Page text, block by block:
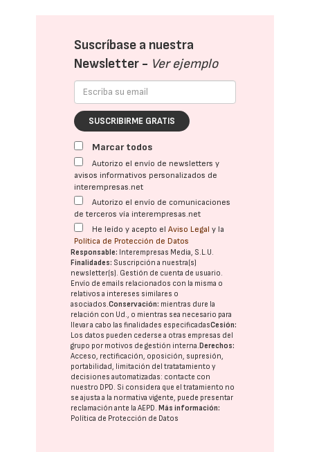
Suscríbase a nuestra
Newsletter - Ver ejemplo
SUSCRIBIRME GRATIS
Marcar todos
Autorizo el envío de newsletters y
avisos informativos personalizados de
interempresas.net
Autorizo el envío de comunicaciones
de terceros vía interempresas.net
He leído y acepto elAviso Legal y la
Política de Protección de Datos
Responsable: Interempresas Media, S.L.U.
Finalidades: Suscripción a nuestra(s)
newsletter(s). Gestión de cuenta de usuario.
Envío de emails relacionados con la misma o
relativos a intereses similares o
asociados.Conservación: mientras dure la
relación con Ud., o mientras sea necesario para
llevar a cabo las finalidades especificadasCesión:
Los datos pueden cederse a otras empresas del
grupo por motivos de gestión interna.Derechos:
Acceso, rectificación, oposición, supresión,
portabilidad, limitación del tratatamiento y
decisiones automatizadas: contacte con
nuestro DPD. Si considera que el tratamiento no
se ajusta a la normativa vigente, puede presentar
reclamación ante laAEPD.Más información:
Política de Protección de Datos